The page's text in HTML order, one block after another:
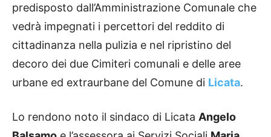
predisposto dall’Amministrazione Comunale che
vedrà impegnati i percettori del reddito di
cittadinanza nella pulizia e nel ripristino del
decoro dei due Cimiteri comunali e delle aree
urbane ed extraurbane del Comune di Licata.
Lo rendono noto il sindaco di Licata Angelo